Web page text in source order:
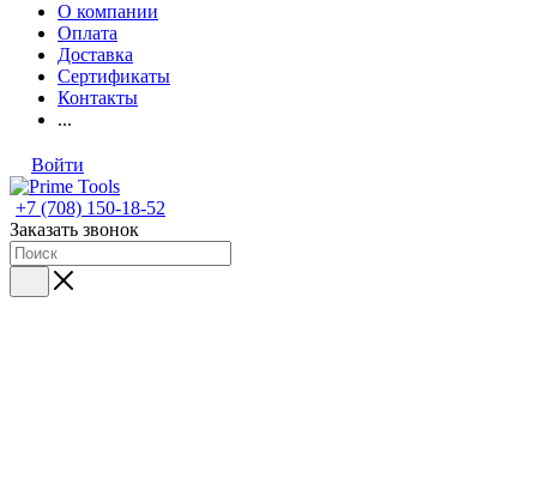
О компании
Оплата
Доставка
Сертификаты
Контакты
...
Войти
+7 (708) 150-18-52
Заказать звонок